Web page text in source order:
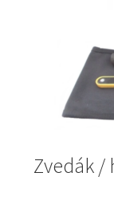
Zvedák /